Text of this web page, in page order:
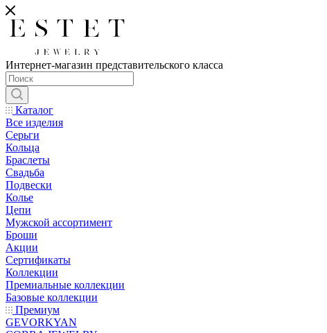
Интернет-магазин представительского класса
Каталог
Все изделия
Серьги
Кольца
Браслеты
Свадьба
Подвески
Колье
Цепи
Мужской ассортимент
Броши
Акции
Сертификаты
Коллекции
Премиальные коллекции
Базовые коллекции
Премиум
GEVORKYAN